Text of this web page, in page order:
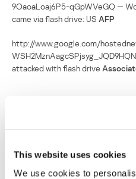
This website uses cookies
We use cookies to
9OaoaLoaj6P5-qGpWVeGQ —
came via flash drive: US AFP
http://www.google.com/
attacked with flash drive
Una infección de USB
informático que haya